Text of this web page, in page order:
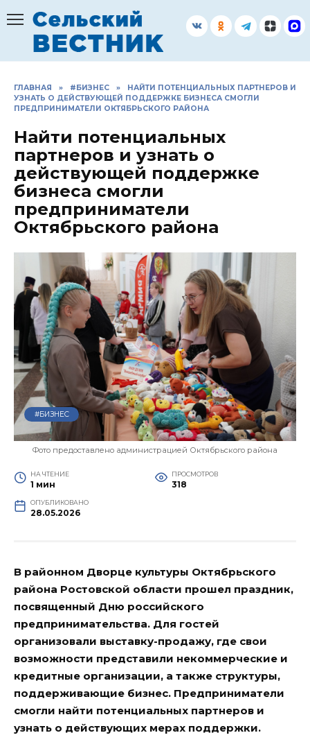
содержанию
ГЛАВНАЯ » #БИЗНЕС »
НАЙТИ ПОТЕНЦИАЛЬНЫХ ПАРТНЕРОВ И
УЗНАТЬ О ДЕЙСТВУЮЩЕЙ ПОДДЕРЖКЕ БИЗНЕСА СМОГЛИ
ПРЕДПРИНИМАТЕЛИ ОКТЯБРЬСКОГО РАЙОНА
Найти потенциальных
партнеров и узнать о
действующей поддержке
бизнеса смогли
предприниматели
Октябрьского района
#БИЗНЕС
Фото предоставлено администрацией Октябрьского района
НА ЧТЕНИЕ
1 мин
ПРОСМОТРОВ
318
ОПУБЛИКОВАНО
28.05.2026
В районном Дворце культуры Октябрьского
района Ростовской области прошел праздник,
посвященный Дню российского
предпринимательства. Для гостей
организовали выставку-продажу, где свои
возможности представили некоммерческие и
кредитные организации, а также структуры,
поддерживающие бизнес. Предприниматели
смогли найти потенциальных партнеров и
узнать о действующих мерах поддержки.